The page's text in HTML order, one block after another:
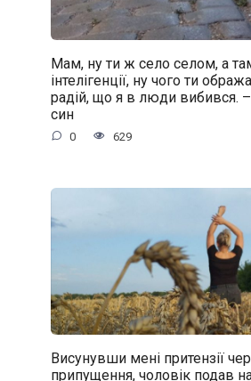
Мам, ну ти ж село селом, а
інтелігенції, ну чого ти
радій, що я в люди вибився.
син
0 629
Висунувши мені притензії
припущення, чоловік подав